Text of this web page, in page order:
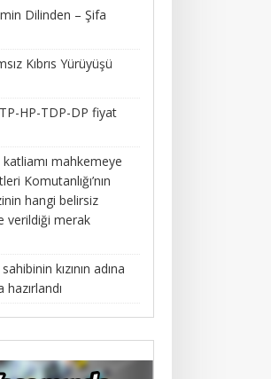
Dilinden – Şifa
Kıbrıs Yürüyüşü
HP-TDP-DP fiyat
mahkemeye
Komutanlığı’nın
hangi belirsiz
verildiği merak
kızının adına